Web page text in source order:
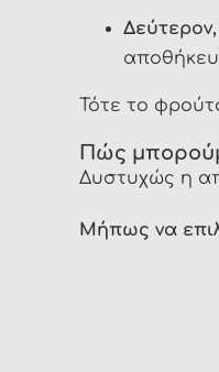
Δεύτερον,
Τότε το
Πώς
Δυστυχώς η
Μήπως να